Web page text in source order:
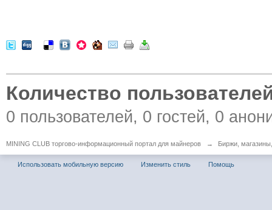
Количество
0 пользователей, 0 гостей, 0
MINING CLUB торгово-информационный портал для майнеров → Биржи,
Использовать мобильную версию Изменить стиль Помощь